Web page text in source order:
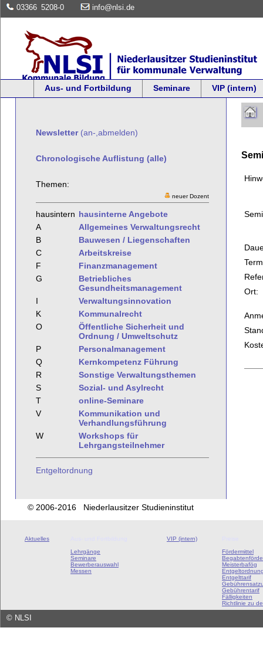
03366 5208-0 info@nlsi.de
Aus- und Fortbildung Seminare VIP (intern)
Newsletter(an-,abmelden)
Chronologische Auflistung (alle)
Themen:
neuer Dozent
hausintern hausinterne Angebote
A
Allgemeines Verwaltungsrecht
B
Bauwesen / Liegenschaften
C
Arbeitskreise
F
Finanzmanagement
G
Betriebliches
Gesundheitsmanagement
I
Verwaltungsinnovation
K
Kommunalrecht
O
Öffentliche Sicherheit und
Ordnung / Umweltschutz
P
Personalmanagement
Q
Kernkompetenz Führung
R
Sonstige Verwaltungsthemen
S
Sozial- und Asylrecht
T
online-Seminare
V
Kommunikation und
Verhandlungsführung
W
Workshops für
Lehrgangsteilnehmer
Entgeltordnung
Ort:
© 2006-2016 Niederlausitzer Studieninstitut
Aktuelles
Lehrgänge
Seminare
Bewerberauswahl
Messen
VIP (intern)
Fördermittel
Meisterbafög
Entgelttarif
Gebührentarif
Fälligkeiten
Richtlinie zu
© NLSI